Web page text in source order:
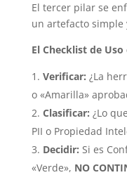
El tercer pilar se
un artefacto simple
El Checklist de Uso
Verificar: ¿La
o «Amarilla»
Clasificar: ¿Lo
PII o Propiedad
Decidir: Si es
«Verde», NO